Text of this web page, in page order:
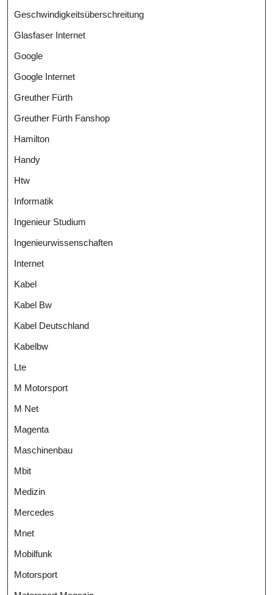
Geschwindigkeitsüberschreitung
Glasfaser Internet
Google
Google Internet
Greuther Fürth
Greuther Fürth Fanshop
Hamilton
Handy
Htw
Informatik
Ingenieur Studium
Ingenieurwissenschaften
Internet
Kabel
Kabel Bw
Kabel Deutschland
Kabelbw
Lte
M Motorsport
M Net
Magenta
Maschinenbau
Mbit
Medizin
Mercedes
Mnet
Mobilfunk
Motorsport